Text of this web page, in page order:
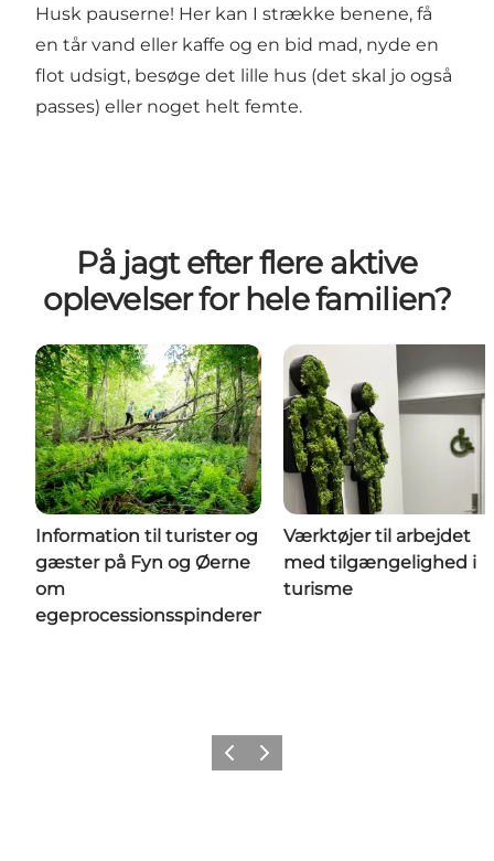
Husk pauserne! Her kan I strække benene, få
en tår vand eller kaffe og en bid mad, nyde en
flot udsigt, besøge det lille hus (det skal jo også
passes) eller noget helt femte.
På jagt efter flere aktive
oplevelser for hele familien?
Information til turister og
gæster på Fyn og Øerne
om
egeprocessionsspinderen
Værktøjer til arbejdet
med tilgængelighed i
turisme
ForrigeNæste